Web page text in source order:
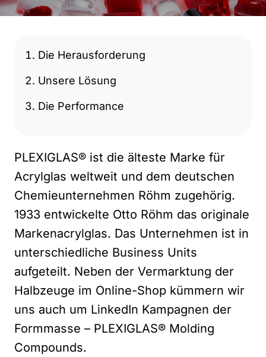
PLEXIGLAS® ist die älteste Marke für
Acrylglas weltweit und dem deutschen
Chemieunternehmen Röhm zugehörig.
1933 entwickelte Otto Röhm das originale
Markenacrylglas. Das Unternehmen ist in
unterschiedliche Business Units
aufgeteilt. Neben der Vermarktung der
Halbzeuge im Online-Shop kümmern wir
uns auch um LinkedIn Kampagnen der
Formmasse – PLEXIGLAS® Molding
Compounds.
Die Herausforderung
Unsere Lösung
Die Performance